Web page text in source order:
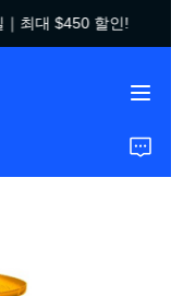
최대 $450 할인!
리 가게에 오신 것을
이데이 세일｜최대